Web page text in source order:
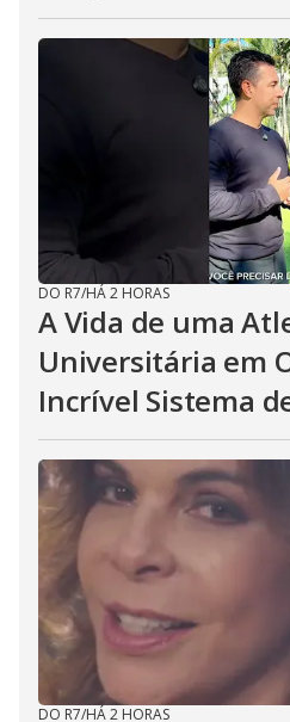
DO R7/HÁ 2 HORAS
A Vida de uma
Universitária em
Incrível Sistema
DO R7/HÁ 2 HORAS